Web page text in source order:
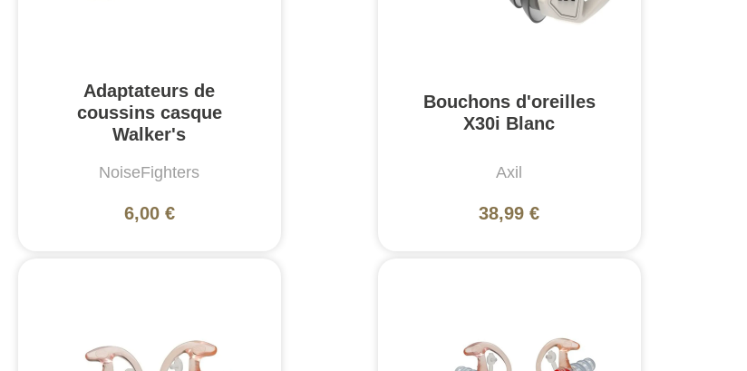
Adaptateurs de
coussins casque
Walker's
NoiseFighters
6,00 €
Bouchons d'oreilles
X30i Blanc
Axil
38,99 €